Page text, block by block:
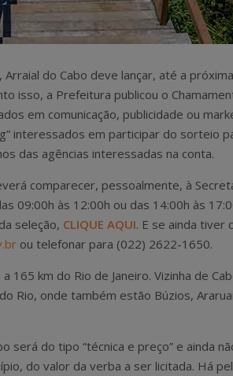
do Cabo deve lançar, até a
isso, a Prefeitura publicou o
em comunicação, publicidade ou
interessados em participar do sorteio
das agências interessadas na conta.
comparecer, pessoalmente, à
09:00h às 12:00h ou das 14:00h às
seleção, CLIQUE AQUI. E se ainda tiver
ou telefonar para (022) 2622-1650.
165 km do Rio de Janeiro. Vizinha de
Rio, onde também estão Búzios,
será do tipo “técnica e preço” e ainda
do valor da verba a ser licitada. Há